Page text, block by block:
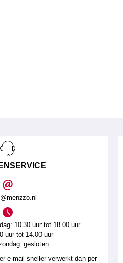
10.30 uur tot 18.00 uur
uur tot 14.00 uur
gesloten
e-mail sneller verwerkt dan per